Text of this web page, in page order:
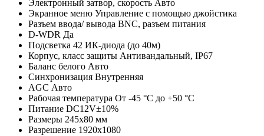
Электронный затвор, скорость Авто
Экранное меню Управление с помощью джойстика
Разъем ввода/ вывода BNC, разъем питания
D-WDR Да
Подсветка 42 ИК-диода (до 40м)
Корпус, класс защиты Антивандальный, IP67
Баланс белого Авто
Синхронизация Внутренняя
AGC Авто
Рабочая температура От -45 °С до +50 °С
Питание DC12V±10%
Размеры 245х80 мм
Разрешение 1920x1080